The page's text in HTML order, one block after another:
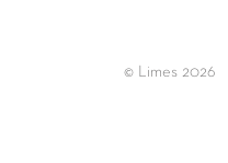
© Limes 2026